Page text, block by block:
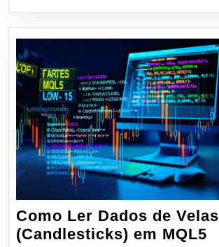
Como Ler Dados de Velas
(Candlesticks) em MQL5